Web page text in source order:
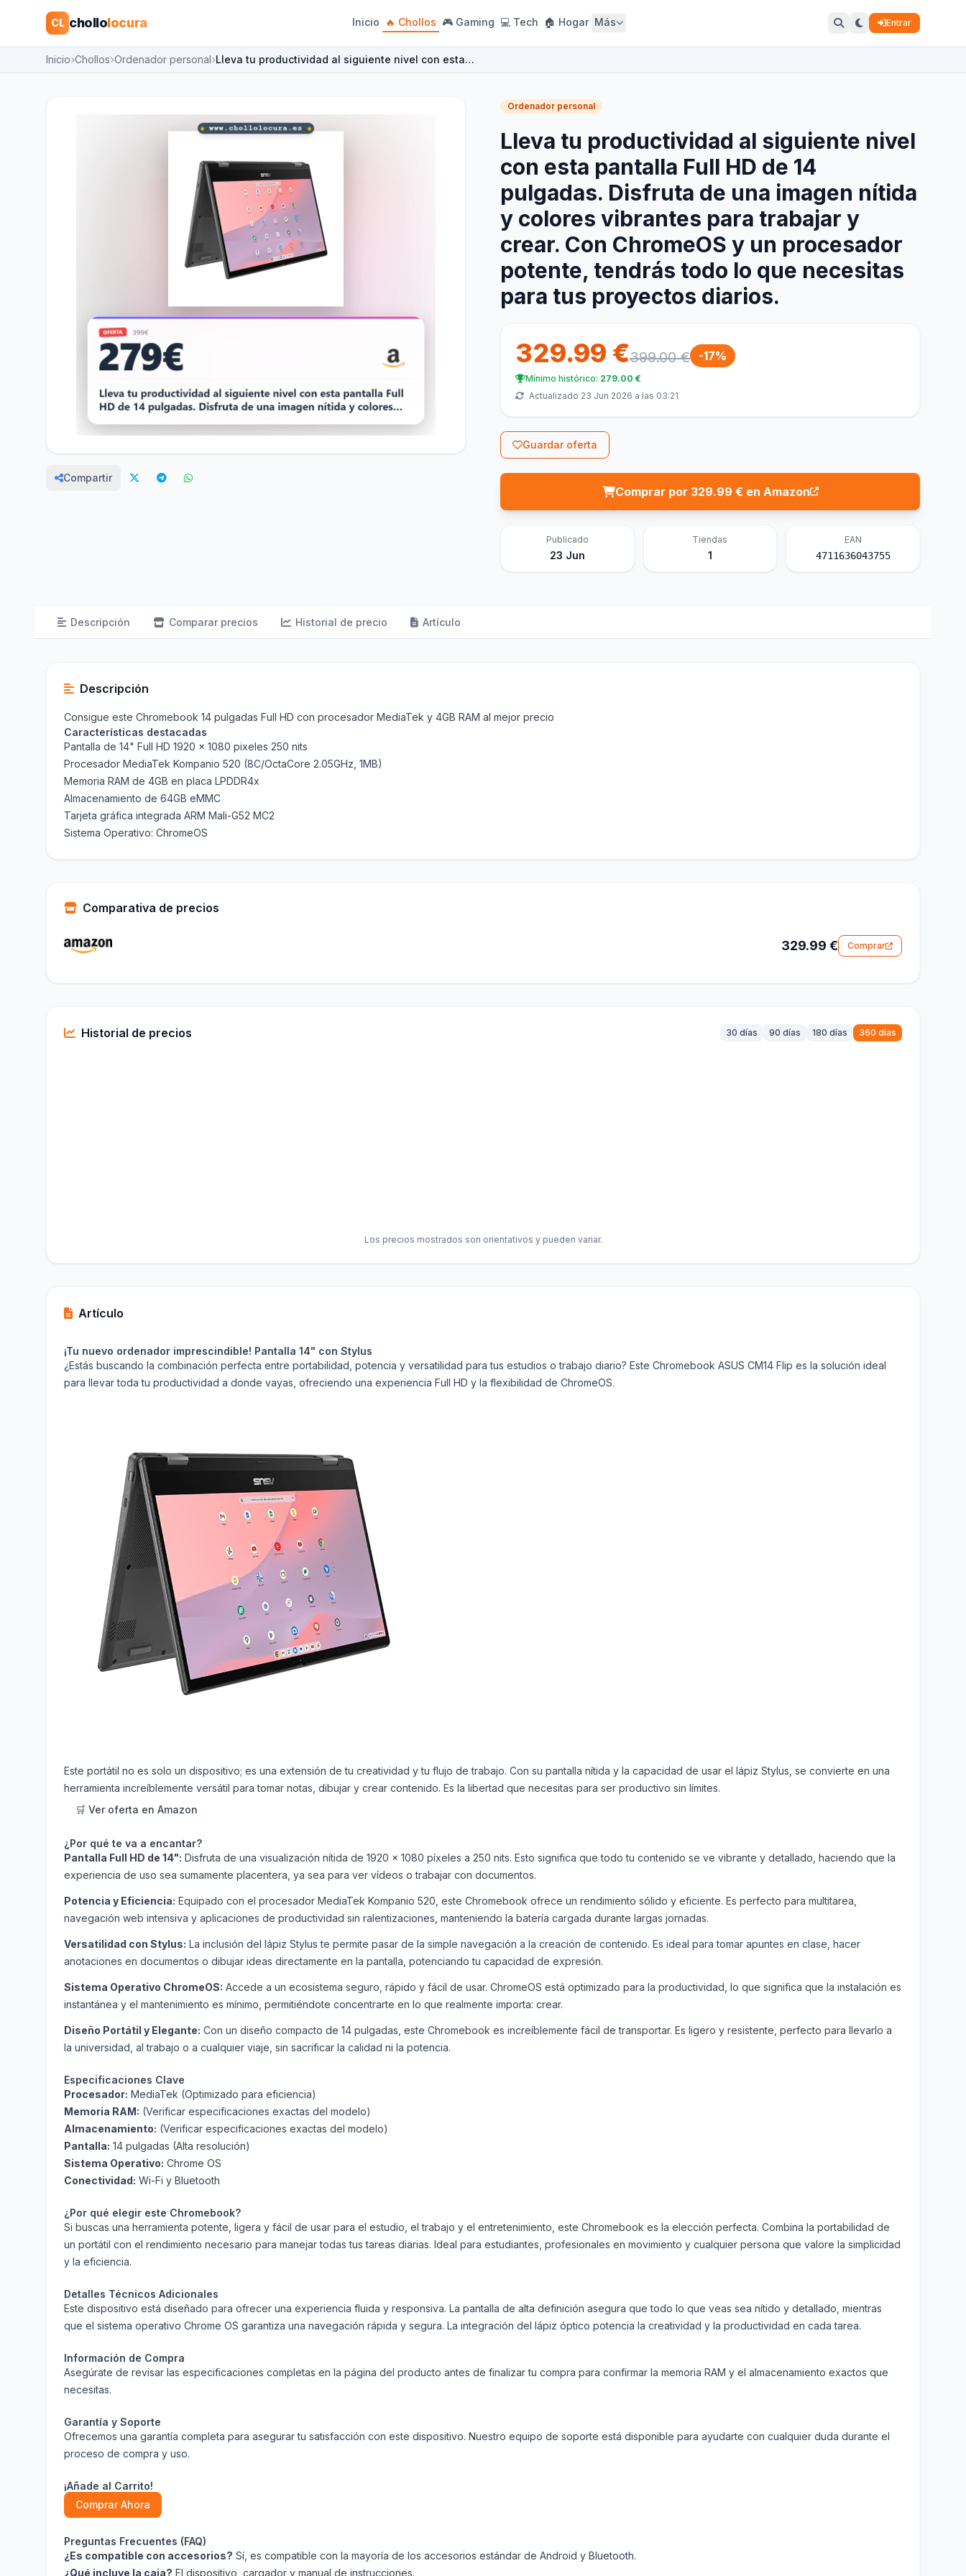
CL chollolocura Inicio 🔥 Chollos 🎮 Gaming 💻 Tech 🏠 Hogar Más Entrar
Inicio Chollos Ordenador personal Lleva tu productividad al siguiente nivel con esta…
Compartir
Ordenador personal
Lleva tu productividad al siguiente nivel
con esta pantalla Full HD de 14
pulgadas. Disfruta de una imagen nítida
y colores vibrantes para trabajar y
crear. Con ChromeOS y un procesador
potente, tendrás todo lo que necesitas
para tus proyectos diarios.
329.99 €399.00 € -17%
Mínimo histórico: 279.00 €
Actualizado 23 Jun 2026 a las 03:21
Guardar oferta
Comprar por 329.99 € en Amazon
Publicado
23 Jun
Tiendas
1
EAN
4711636043755
Descripción Comparar precios Historial de precio Artículo
Descripción
Consigue este Chromebook 14 pulgadas Full HD con procesador MediaTek y 4GB RAM al mejor precio
Características destacadas
Pantalla de 14" Full HD 1920 x 1080 pixeles 250 nits
Procesador MediaTek Kompanio 520 (8C/OctaCore 2.05GHz, 1MB)
Memoria RAM de 4GB en placa LPDDR4x
Almacenamiento de 64GB eMMC
Tarjeta gráfica integrada ARM Mali-G52 MC2
Sistema Operativo: ChromeOS
Comparativa de precios
329.99 € Comprar
Historial de precios 30 días 90 días 180 días 360 días
Los precios mostrados son orientativos y pueden variar.
Artículo
¡Tu nuevo ordenador imprescindible! Pantalla 14" con Stylus
¿Estás buscando la combinación perfecta entre portabilidad, potencia y versatilidad para tus estudios o trabajo diario? Este Chromebook ASUS CM14 Flip es la solución ideal
para llevar toda tu productividad a donde vayas, ofreciendo una experiencia Full HD y la flexibilidad de ChromeOS.
Este portátil no es solo un dispositivo; es una extensión de tu creatividad y tu flujo de trabajo. Con su pantalla nítida y la capacidad de usar el lápiz Stylus, se convierte en una
herramienta increíblemente versátil para tomar notas, dibujar y crear contenido. Es la libertad que necesitas para ser productivo sin límites.
🛒 Ver oferta en Amazon
¿Por qué te va a encantar?
Pantalla Full HD de 14": Disfruta de una visualización nítida de 1920 x 1080 píxeles a 250 nits. Esto significa que todo tu contenido se ve vibrante y detallado, haciendo que la
experiencia de uso sea sumamente placentera, ya sea para ver vídeos o trabajar con documentos.
Potencia y Eficiencia: Equipado con el procesador MediaTek Kompanio 520, este Chromebook ofrece un rendimiento sólido y eficiente. Es perfecto para multitarea,
navegación web intensiva y aplicaciones de productividad sin ralentizaciones, manteniendo la batería cargada durante largas jornadas.
Versatilidad con Stylus: La inclusión del lápiz Stylus te permite pasar de la simple navegación a la creación de contenido. Es ideal para tomar apuntes en clase, hacer
anotaciones en documentos o dibujar ideas directamente en la pantalla, potenciando tu capacidad de expresión.
Sistema Operativo ChromeOS: Accede a un ecosistema seguro, rápido y fácil de usar. ChromeOS está optimizado para la productividad, lo que significa que la instalación es
instantánea y el mantenimiento es mínimo, permitiéndote concentrarte en lo que realmente importa: crear.
Diseño Portátil y Elegante: Con un diseño compacto de 14 pulgadas, este Chromebook es increíblemente fácil de transportar. Es ligero y resistente, perfecto para llevarlo a
la universidad, al trabajo o a cualquier viaje, sin sacrificar la calidad ni la potencia.
Especificaciones Clave
Procesador: MediaTek (Optimizado para eficiencia)
Memoria RAM: (Verificar especificaciones exactas del modelo)
Almacenamiento: (Verificar especificaciones exactas del modelo)
Pantalla: 14 pulgadas (Alta resolución)
Sistema Operativo: Chrome OS
Conectividad: Wi-Fi y Bluetooth
¿Por qué elegir este Chromebook?
Si buscas una herramienta potente, ligera y fácil de usar para el estudio, el trabajo y el entretenimiento, este Chromebook es la elección perfecta. Combina la portabilidad de
un portátil con el rendimiento necesario para manejar todas tus tareas diarias. Ideal para estudiantes, profesionales en movimiento y cualquier persona que valore la simplicidad
y la eficiencia.
Detalles Técnicos Adicionales
Este dispositivo está diseñado para ofrecer una experiencia fluida y responsiva. La pantalla de alta definición asegura que todo lo que veas sea nítido y detallado, mientras
que el sistema operativo Chrome OS garantiza una navegación rápida y segura. La integración del lápiz óptico potencia la creatividad y la productividad en cada tarea.
Información de Compra
Asegúrate de revisar las especificaciones completas en la página del producto antes de finalizar tu compra para confirmar la memoria RAM y el almacenamiento exactos que
necesitas.
Garantía y Soporte
Ofrecemos una garantía completa para asegurar tu satisfacción con este dispositivo. Nuestro equipo de soporte está disponible para ayudarte con cualquier duda durante el
proceso de compra y uso.
¡Añade al Carrito!
Comprar Ahora
Preguntas Frecuentes (FAQ)
¿Es compatible con accesorios? Sí, es compatible con la mayoría de los accesorios estándar de Android y Bluetooth.
¿Qué incluye la caja? El dispositivo, cargador y manual de instrucciones.